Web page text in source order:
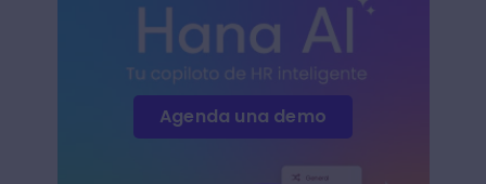
Agenda una demo